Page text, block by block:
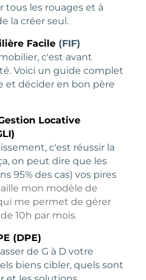
tous les rouages et à
la créer seul.
Facile (FIF)
c'est avant
Voici un guide complet
et décider en bon père
Locative
c'est réussir la
on peut dire que les
95% des cas) vos pires
mon modèle de
me permet de gérer
10h par mois.
(DPE)
de G à D votre
biens cibler, quels sont